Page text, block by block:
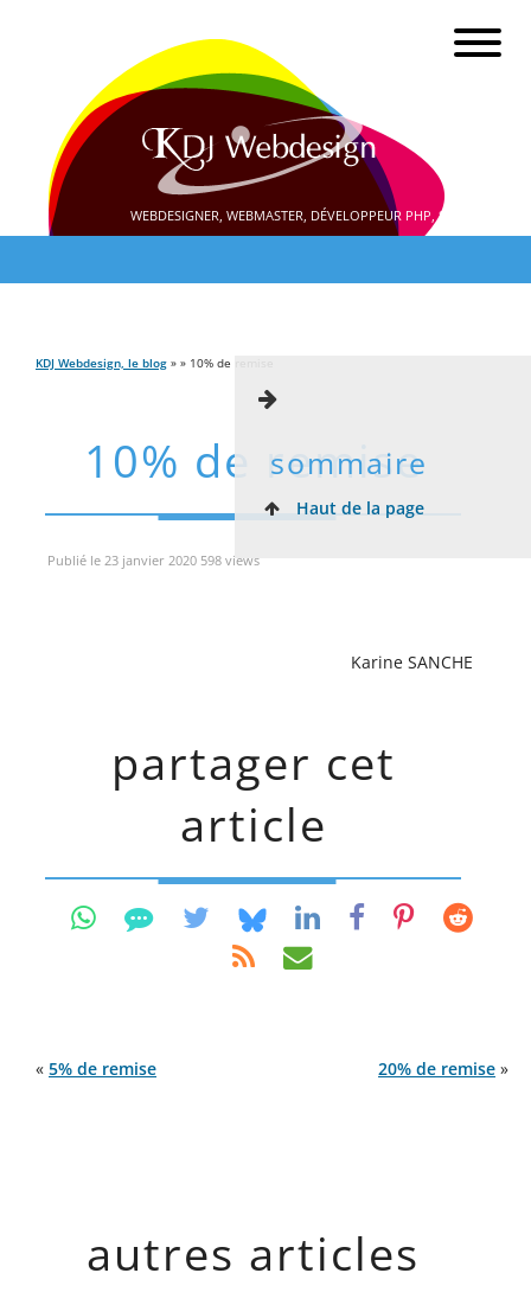
WEBDESIGNER, WEBMASTER, DÉVELOPPEUR PHP, SEO
KDJ Webdesign, le blog » » 10% de remise
10% de remise
sommaire
Haut de la page
Publié le 23 janvier 2020 598 views
Karine SANCHE
partager cet
article
« 5% de remise 20% de remise »
autres articles